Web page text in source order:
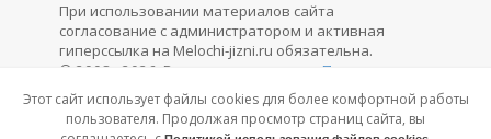
При использовании материалов сайта
согласование с администратором и активная
гиперссылка на Melochi-jizni.ru обязательна.
© 2008 - 2026. Все права защищены. Политика
конфиденциальности
Обратная связь
Этот сайт использует файлы cookies для более комфортной работы
пользователя. Продолжая просмотр страниц сайта, вы